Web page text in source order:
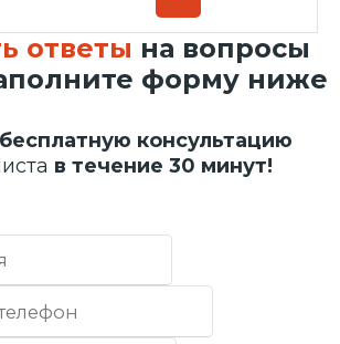
ответы на вопросы
форму ниже
бесплатную консультацию
в течение 30 минут!